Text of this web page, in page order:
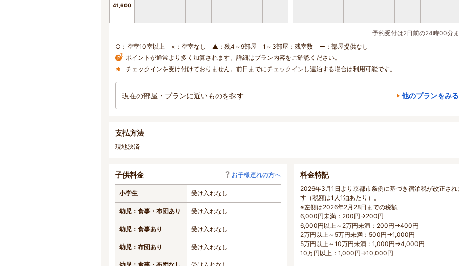
41,600
予約受付は2日前の24時00分
○：空室10室以上 ×：空室なし ▲：残4～9部屋 1～3部屋：残室数 ー：部屋提供なし
ポイントが通常より多く加算されます。詳細はプラン内容をご確認ください。
チェックインを受け付けておりません。前日までにチェックインし連泊する場合は利用可能です。
現在の部屋・プランに近いものを探す 他のプランをみる
支払方法
現地決済
子供料金 お子様連れの方へ
小学生 受け入れなし
幼児：食事・布団あり 受け入れなし
幼児：食事あり 受け入れなし
幼児：布団あり 受け入れなし
料金特記
2026年3月1日より京都市条例に基づき宿泊税が改正され
す（税額は1人1泊あたり）。
※左側は2026年2月28日までの税額
6,000円未満：200円→200円
6,000円以上～2万円未満：200円→400円
2万円以上～5万円未満：500円→1,000円
5万円以上～10万円未満：1,000円→4,000円
10万円以上：1,000円→10,000円